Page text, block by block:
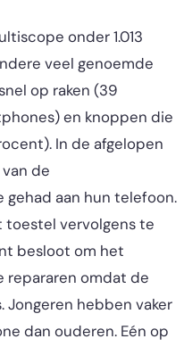
onder 1.013
veel genoemde
op raken (39
en knoppen die
In de afgelopen
de
aan hun telefoon.
toestel vervolgens te
besloot om het
repararen omdat de
Jongeren hebben vaker
dan ouderen. Eén op